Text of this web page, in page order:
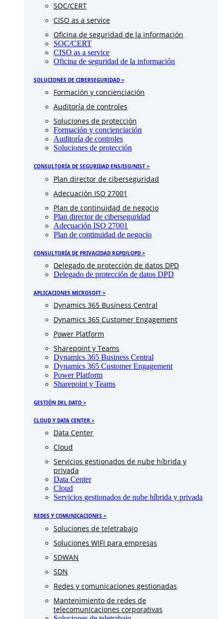
SOC/CERT
CISO as a service
Oficina de seguridad de la información
SOC/CERT
CISO as a service
Oficina de seguridad de la información
SOLUCIONES DE CIBERSEGURIDAD >
Formación y concienciación
Auditoría de controles
Soluciones de protección
Formación y concienciación
Auditoría de controles
Soluciones de protección
CONSULTORÍA DE SEGURIDAD ENS/ISO/NIST >
Plan director de ciberseguridad
Adecuación ISO 27001
Plan de continuidad de negocio
Plan director de ciberseguridad
Adecuación ISO 27001
Plan de continuidad de negocio
CONSULTORÍA DE PRIVACIDAD RGPD/LOPD >
Delegado de protección de datos DPD
Delegado de protección de datos DPD
APLICACIONES MICROSOFT >
Dynamics 365 Business Central
Dynamics 365 Customer Engagement
Power Platform
Sharepoint y Teams
Dynamics 365 Business Central
Dynamics 365 Customer Engagement
Power Platform
Sharepoint y Teams
GESTIÓN DEL DATO >
CLOUD Y DATA CENTER >
Data Center
Cloud
Servicios gestionados de nube híbrida y
privada
Data Center
Cloud
Servicios gestionados de nube híbrida y privada
REDES Y COMUNICACIONES >
Soluciones de teletrabajo
Soluciones WIFI para empresas
SDWAN
SDN
Redes y comunicaciones gestionadas
Mantenimiento de redes de
telecomunicaciones corporativas